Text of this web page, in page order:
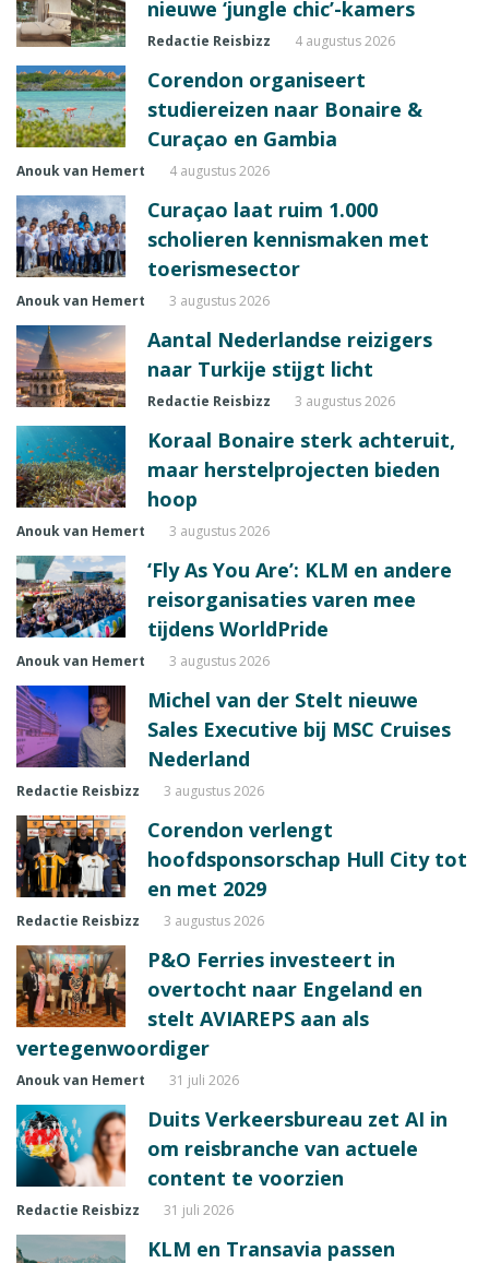
nieuwe ‘jungle chic’-kamers
Redactie Reisbizz 4 augustus 2026
Corendon organiseert
studiereizen naar Bonaire &
Curaçao en Gambia
Anouk van Hemert 4 augustus 2026
Curaçao laat ruim 1.000
scholieren kennismaken met
toerismesector
Anouk van Hemert 3 augustus 2026
Aantal Nederlandse reizigers
naar Turkije stijgt licht
Redactie Reisbizz 3 augustus 2026
Koraal Bonaire sterk achteruit,
maar herstelprojecten bieden
hoop
Anouk van Hemert 3 augustus 2026
‘Fly As You Are’: KLM en andere
reisorganisaties varen mee
tijdens WorldPride
Anouk van Hemert 3 augustus 2026
Michel van der Stelt nieuwe
Sales Executive bij MSC Cruises
Nederland
Redactie Reisbizz 3 augustus 2026
Corendon verlengt
hoofdsponsorschap Hull City tot
en met 2029
Redactie Reisbizz 3 augustus 2026
P&O Ferries investeert in
overtocht naar Engeland en
stelt AVIAREPS aan als
vertegenwoordiger
Anouk van Hemert 31 juli 2026
Duits Verkeersbureau zet AI in
om reisbranche van actuele
content te voorzien
Redactie Reisbizz 31 juli 2026
KLM en Transavia passen